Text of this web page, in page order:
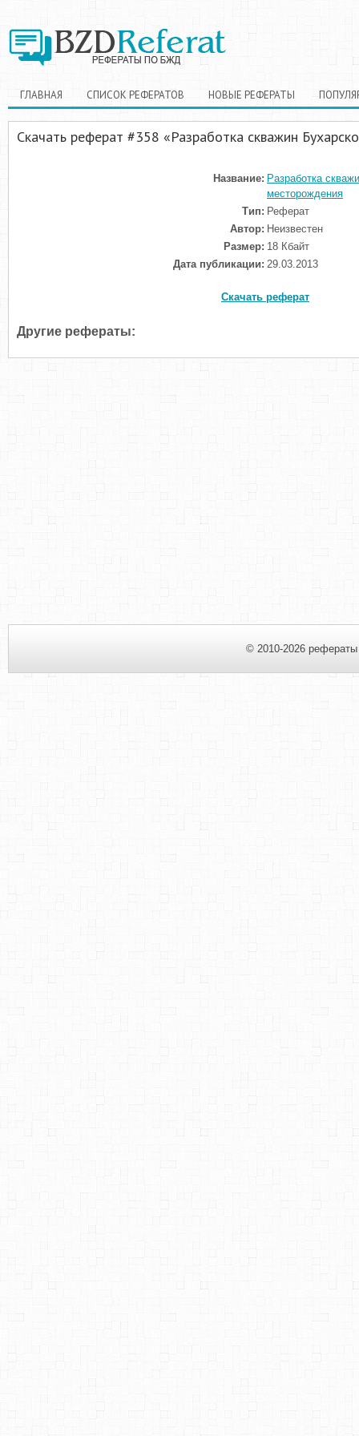
ГЛАВНАЯ СПИСОК РЕФЕРАТОВ НОВЫЕ РЕФЕРАТЫ
Скачать реферат #358 «Разработка скважин
Название: Разработка
месторождения
Тип: Реферат
Автор: Неизвестен
Размер: 18 Кбайт
Дата публикации: 29.03.2013
Скачать реферат
Другие рефераты:
© 2010-2026 рефераты